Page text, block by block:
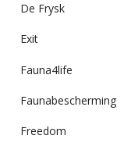
De Frysk
Exit
Fauna4life
Faunabescherming
Freedom